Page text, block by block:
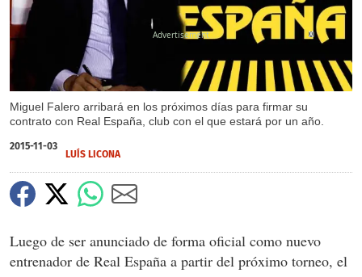
Miguel Falero arribará en los próximos días para firmar su
contrato con Real España, club con el que estará por un año.
X
2015-11-03
LUÍS LICONA
Luego de ser anunciado de forma oficial como nuevo
entrenador de Real España a partir del próximo torneo, el